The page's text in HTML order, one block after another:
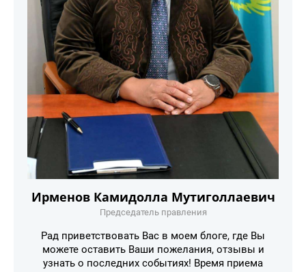
Ирменов Камидолла Мутиголлаевич
Председатель правления
Рад приветствовать Вас в моем блоге, где Вы
можете оставить Ваши пожелания, отзывы и
узнать о последних событиях! Время приема